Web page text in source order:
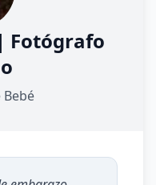
Fotógrafo